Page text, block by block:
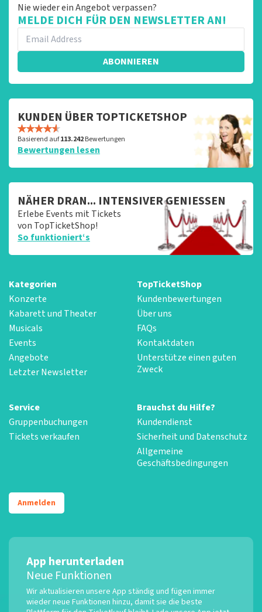
Nie wieder ein Angebot verpassen?
MELDE DICH FÜR DEN NEWSLETTER AN!
ABONNIEREN
KUNDEN ÜBER TOPTICKETSHOP
Basierend auf113.242Bewertungen
Bewertungen lesen
NÄHER DRAN... INTENSIVER GENIESSEN
Erlebe Events mit Tickets
von TopTicketShop!
So funktioniert‘s
Kategorien
Konzerte
Kabarett und Theater
Musicals
Events
Angebote
Letzter Newsletter
TopTicketShop
Kundenbewertungen
Über uns
FAQs
Kontaktdaten
Unterstütze einen guten
Zweck
Service
Gruppenbuchungen
Tickets verkaufen
Brauchst du Hilfe?
Kundendienst
Sicherheit und Datenschutz
Allgemeine
Geschäftsbedingungen
Anmelden
App herunterladen
Neue Funktionen
Wir aktualisieren unsere App ständig und fügen immer
wieder neue Funktionen hinzu, damit sie die beste